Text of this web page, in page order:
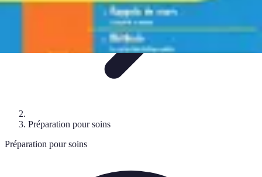
Préparation pour soins
Préparation pour soins